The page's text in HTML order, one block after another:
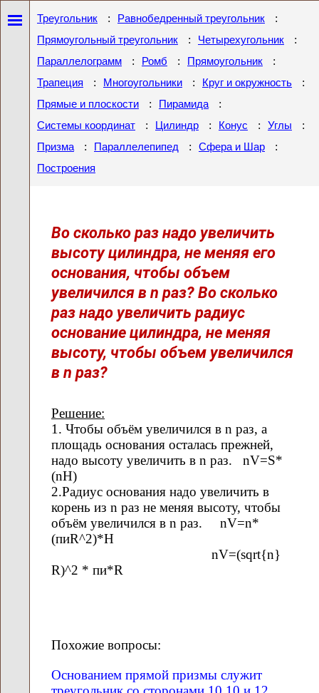
Треугольник : Равнобедренный треугольник :
Прямоугольный треугольник : Четырехугольник :
Параллелограмм : Ромб : Прямоугольник :
Трапеция : Многоугольники : Круг и окружность :
Прямые и плоскости : Пирамида :
Системы координат : Цилиндр : Конус : Углы :
Призма : Параллелепипед : Сфера и Шар :
Построения
Во сколько раз надо увеличить
высоту цилиндра, не меняя его
основания, чтобы объем
увеличился в n раз? Во сколько
раз надо увеличить радиус
основание цилиндра, не меняя
высоту, чтобы объем увеличился
в n раз?
Решение:
1. Чтобы объём увеличился в n раз, а
площадь основания осталась прежней,
надо высоту увеличить в n раз. nV=S*
(nH)
2.Радиус основания надо увеличить в
корень из n раз не меняя высоту, чтобы
объём увеличился в n раз. nV=n*
(пиR^2)*H
nV=(sqrt{n}
R)^2 * пи*R
Похожие вопросы:
Oснованием прямой призмы служит